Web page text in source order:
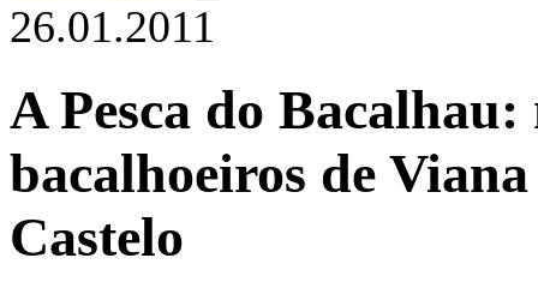
26.01.2011
A Pesca do Bacalhau:
bacalhoeiros de
Castelo